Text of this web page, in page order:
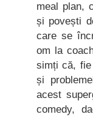
meal plan,
și povești
care se
om la
simți că, fie
și
acest
comedy,